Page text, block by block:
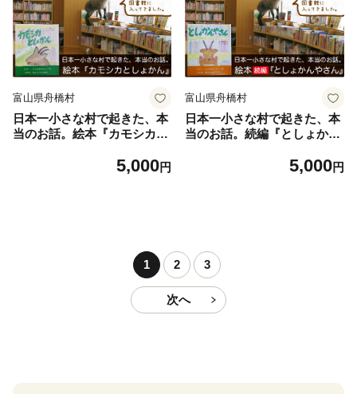
富山県舟橋村
日本一小さな村で起きた、本
当のお話。絵本『カモシカと
5,000円
富山県舟橋村
日本一小さな村で起きた、本
当のお話。続編『としょかん
5,000円
1 2 3
次へ